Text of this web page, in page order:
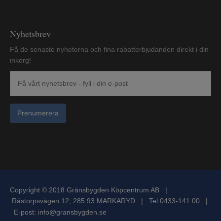
Nyhetsbrev
Få de senaste nyheterna och fina rabatterbjudanden direkt i din
inkorg!
Prenumerera
Copyright © 2018 Gränsbygden Köpcentrum AB |
Råstorpsvägen 12, 285 93 MARKARYD | Tel 0433-141 00 |
E-post: info@gransbygden.se